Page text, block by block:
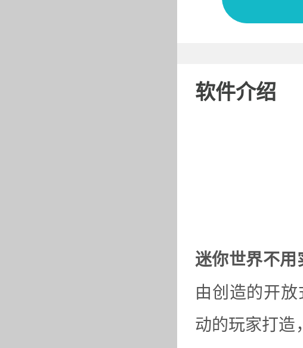
软件介绍
迷你世界不
由创造的开
动的玩家打造